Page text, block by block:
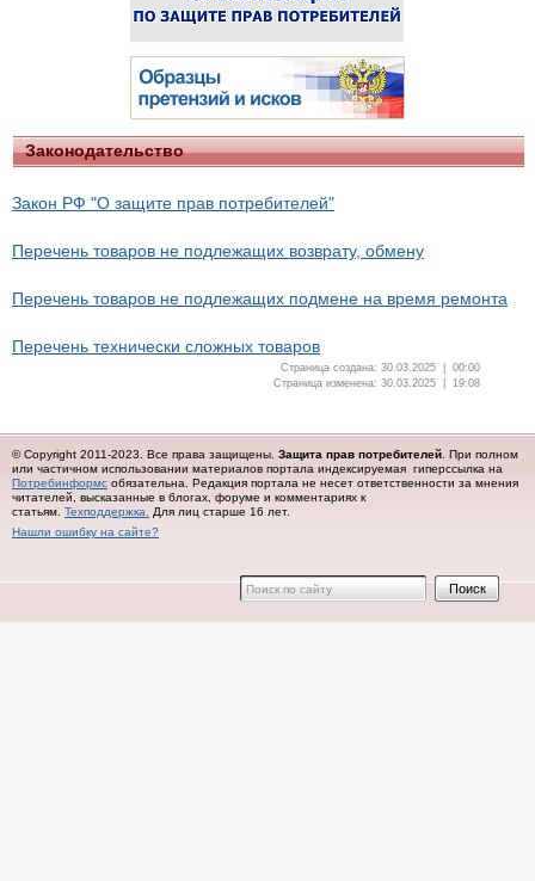
Законодательство
Закон РФ "О защите прав потребителей"
Перечень товаров не подлежащих возврату, обмену
Перечень товаров не подлежащих подмене на время ремонта
Перечень технически сложных товаров
Страница создана: 30.03.2025 | 00:00
Страница изменена: 30.03.2025 | 19:08
© Copyright 2011-2023. Все права защищены. Защита прав потребителей . При полном
или частичном использовании материалов портала индексируемая гиперссылка на
Потребинформс обязательна. Редакция портала не несет ответственности за мнения
читателей, высказанные в блогах, форуме и комментариях к
статьям. Техподдержка.
Для лиц старше 16 лет.
Нашли ошибку на сайте?